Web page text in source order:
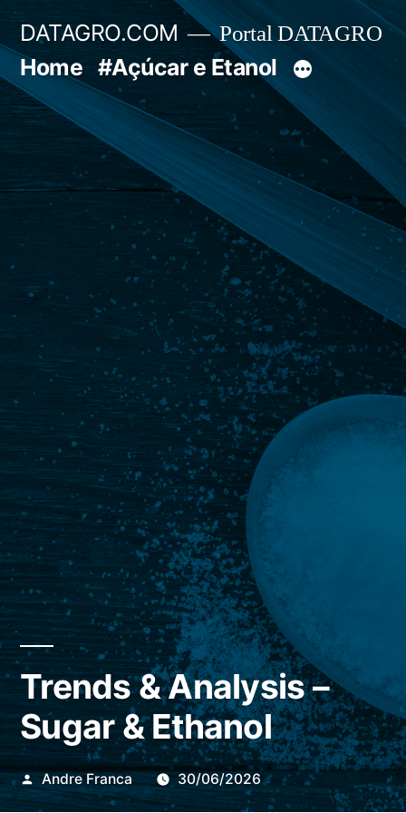
Pular
para
o
conteúdo
DATAGRO.COM Portal DATAGRO
Home #Açúcar e Etanol
Trends & Analysis –
Sugar & Ethanol
Publicado
por
Andre Franca 30/06/2026